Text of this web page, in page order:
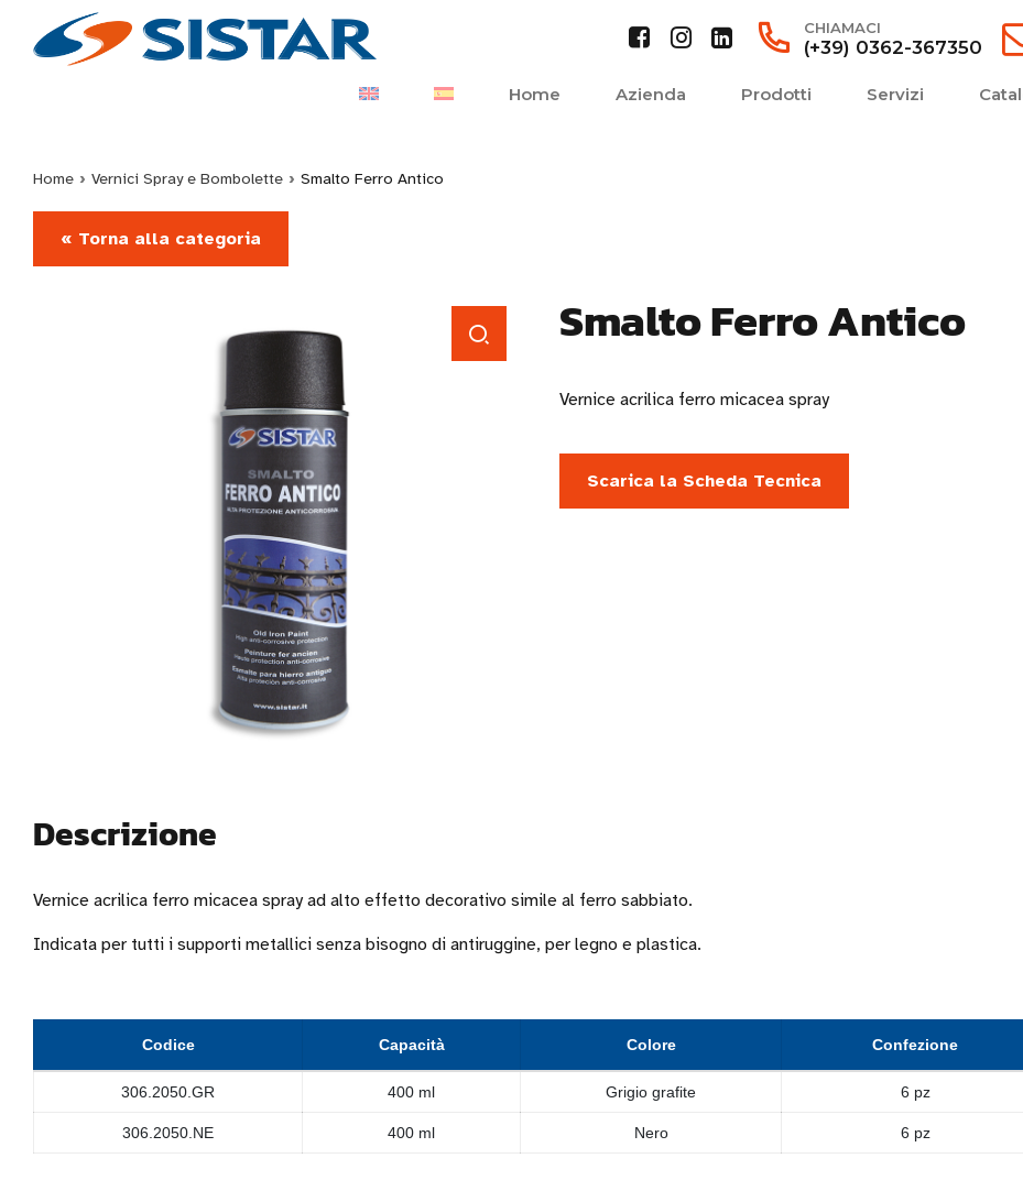
CHIAMACI
(+39) 0362-367350
Home Azienda Prodotti Servizi
Home › Vernici Spray e Bombolette › Smalto Ferro Antico
« Torna alla categoria
Smalto Ferro Antico
Vernice acrilica ferro micacea spray
Scarica la Scheda Tecnica
Descrizione
Vernice acrilica ferro micacea spray ad alto effetto decorativo simile al ferro sabbiato.
Indicata per tutti i supporti metallici senza bisogno di antiruggine, per legno e plastica.
Codice Capacità Colore Confezione
306.2050.GR 400 ml Grigio grafite 6 pz
306.2050.NE 400 ml Nero 6 pz